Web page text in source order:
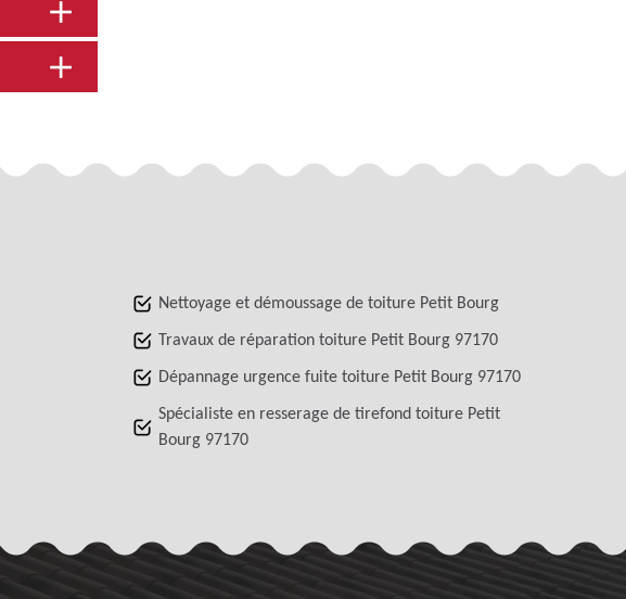
Nettoyage et démoussage de toiture Petit Bourg
Travaux de réparation toiture Petit Bourg 97170
Dépannage urgence fuite toiture Petit Bourg 97170
Spécialiste en resserage de tirefond toiture Petit
Bourg 97170